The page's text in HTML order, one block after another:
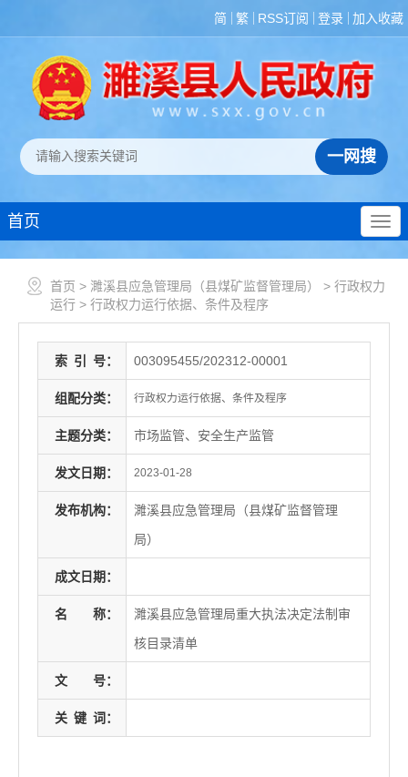
简 繁 RSS订阅 登录 加入收藏
首页
首页 > 濉溪县应急管理局（县煤矿监督管理局） > 行政权力
运行 > 行政权力运行依据、条件及程序
索 引 号： 003095455/202312-00001
组配分类： 行政权力运行依据、条件及程序
主题分类： 市场监管、安全生产监管
发文日期： 2023-01-28
发布机构：
濉溪县应急管理局（县煤矿监督管理
局）
成文日期：
名 称：
濉溪县应急管理局重大执法决定法制审
核目录清单
文 号：
关 键 词：